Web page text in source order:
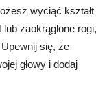
wyciąć kształt
zaokrąglone rogi,
się, że
głowy i dodaj